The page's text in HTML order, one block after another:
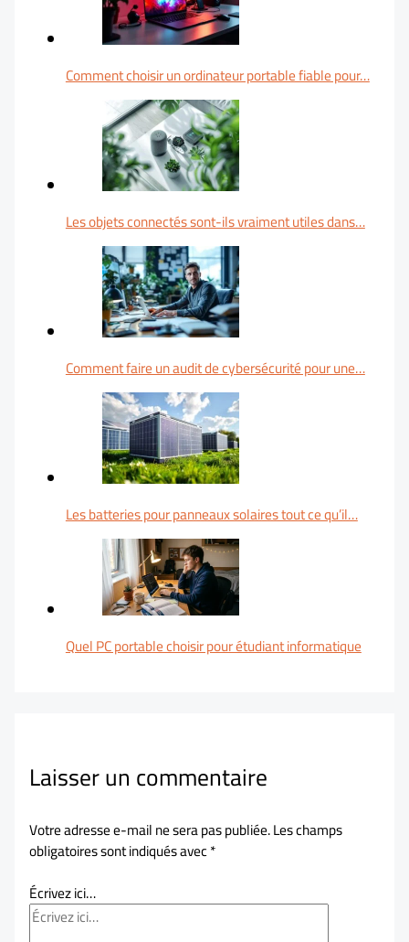
Comment choisir un ordinateur portable fiable pour…
Les objets connectés sont-ils vraiment utiles dans…
Comment faire un audit de cybersécurité pour une…
Les batteries pour panneaux solaires tout ce qu’il…
Quel PC portable choisir pour étudiant informatique
Laisser un commentaire
Votre adresse e-mail ne sera pas publiée.Les champs
obligatoires sont indiqués avec*
Écrivez ici…